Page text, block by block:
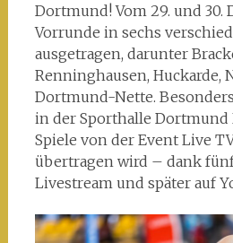
Dortmund! Vom 29. und 30.
Vorrunde in sechs
ausgetragen, darunter
Renninghausen, Huckarde,
Dortmund-Nette.
in der Sporthalle Dortmund
Spiele von der Event Live
übertragen wird – dank
Livestream und später auf